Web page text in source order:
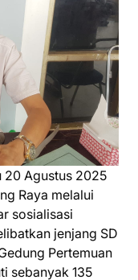
20 Agustus 2025
Raya melalui
sosialisasi
jenjang SD
Pertemuan
sebanyak 135